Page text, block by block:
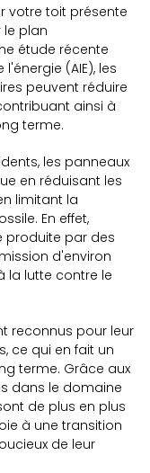
votre toit présente
le plan
étude récente
(AIE), les
peuvent réduire
ainsi à
terme.
les panneaux
en réduisant les
limitant la
En effet,
produite par des
d'environ
la lutte contre le
reconnus pour leur
ce qui en fait un
terme. Grâce aux
dans le domaine
de plus en plus
à une transition
de leur